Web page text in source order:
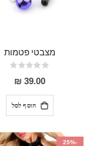
מצבטי פטמות
Rating:
0%
39.00 ₪
הוסף לסל
-25%